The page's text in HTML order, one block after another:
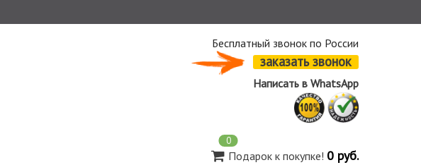
Бесплатный звонок по России
заказать звонок
Написать в WhatsApp
0
Подарок к покупке! 0 руб.